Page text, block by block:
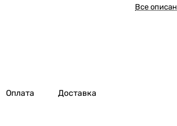
Все
Оплата Доставка